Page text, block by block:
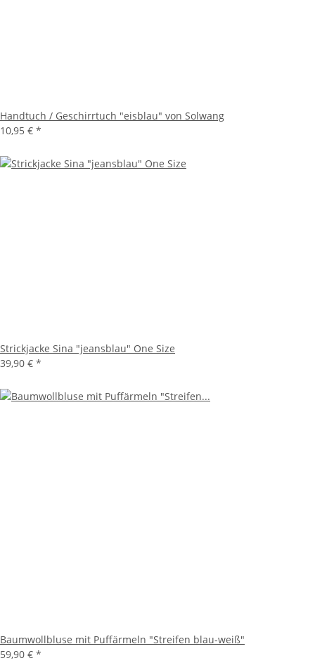
Handtuch / Geschirrtuch "eisblau" von Solwang
10,95 € *
Strickjacke Sina "jeansblau" One Size
39,90 € *
Baumwollbluse mit Puffärmeln "Streifen blau-weiß"
59,90 € *